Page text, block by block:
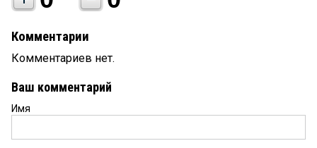
Комментарии
Комментариев нет.
Ваш комментарий
Имя